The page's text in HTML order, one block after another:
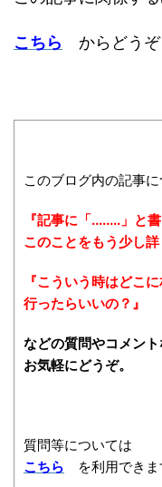
こちら からどうぞ
このブログ内の記事に
『記事に「........」と
このことをもう少し詳
『こういう時はどこ
行ったらいいの？』
などの質問やコメン
お気軽にどうぞ。
質問等については
こちら を利用できま